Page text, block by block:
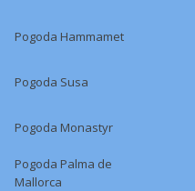
Pogoda Hammamet
Pogoda Susa
Pogoda Monastyr
Pogoda Palma de
Mallorca